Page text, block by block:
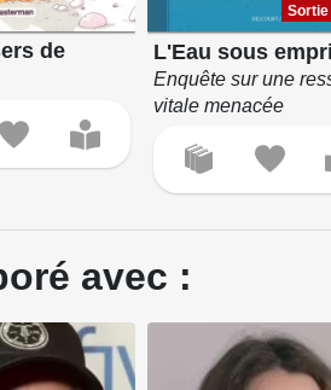
de
Sortie
L'Eau sous
Enquête sur une
vitale menacée
avec :